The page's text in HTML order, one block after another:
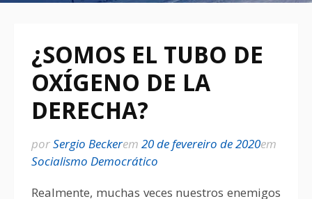
¿SOMOS EL TUBO DE
OXÍGENO DE LA
DERECHA?
porSergio Beckerem 20 de fevereiro de 2020em
Socialismo Democrático
Realmente, muchas veces nuestros enemigos